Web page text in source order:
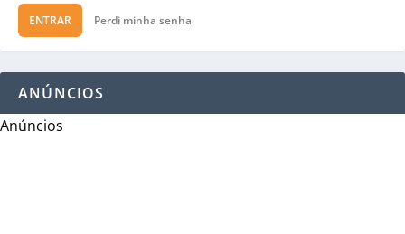
ENTRAR Perdi minha senha
ANÚNCIOS
Anúncios